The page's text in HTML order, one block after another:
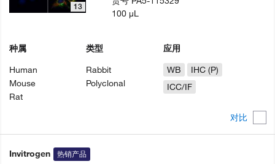
对比
13
种属
Human
Mouse
Rat
类型
Rabbit
Polyclonal
应用
WB
IHC (P)
ICC/IF
100 µL
Invitrogen 热销产品